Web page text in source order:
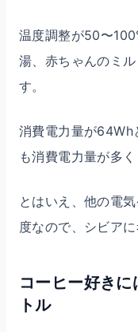
温度調整が50〜
湯、赤ちゃんのミ
す。
消費電力量が64Wh
も消費電力量が多
とはいえ、他の電
度なので、シビア
コーヒー好き
トル